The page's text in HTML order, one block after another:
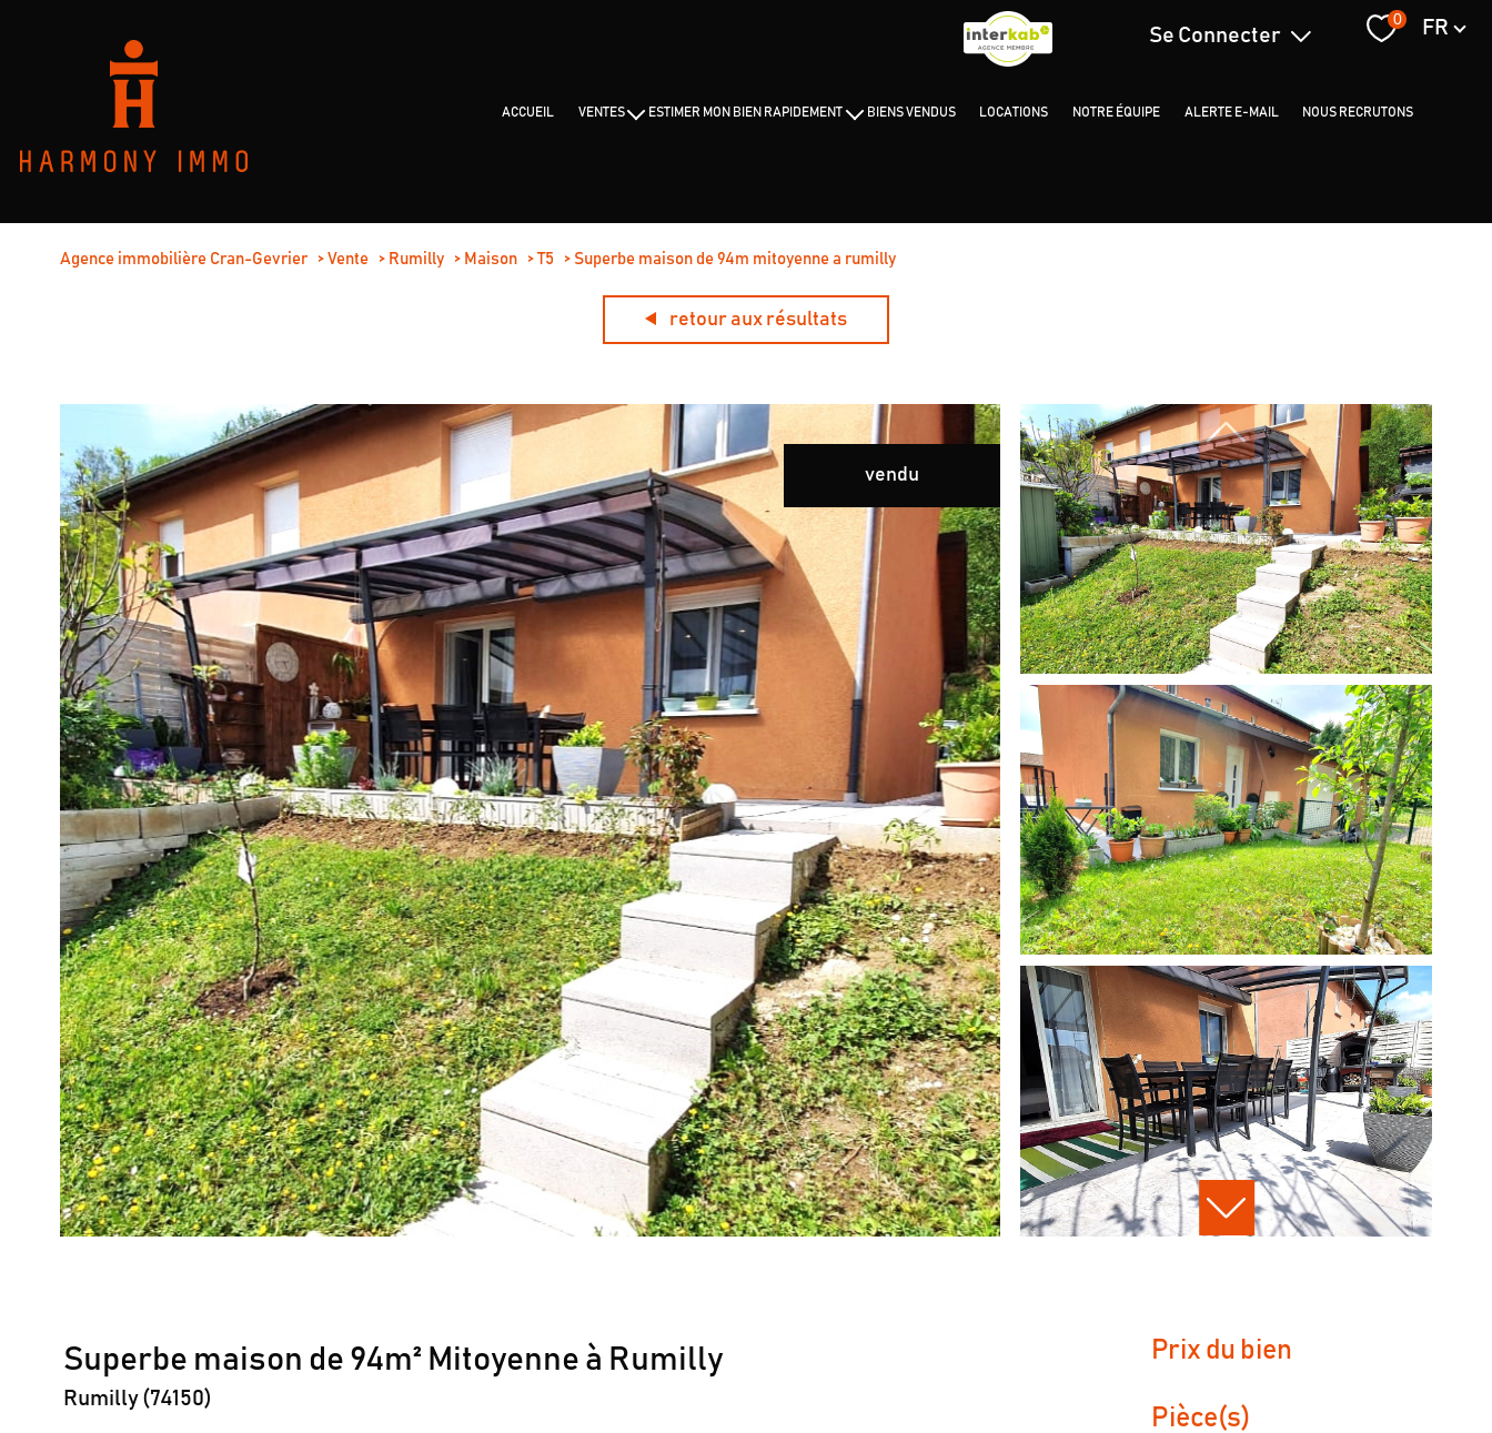
Se Connecter
Espace Propriétaire
0 Langue
FR
ACCUEIL VENTES
NEUFS
AUTRES
ESTIMER MON BIEN RAPIDEMENT BIENS VENDUS LOCATIONS NOTRE ÉQUIPE ALERTE E-MAIL NOUS RECRUTONS
Agence immobilière Cran-Gevrier Vente Rumilly Maison T5 Superbe maison de 94m mitoyenne a rumilly
retour aux résultats
vendu
Superbe maison de 94m² Mitoyenne à Rumilly
Rumilly (74150)
Prix du bien
Pièce(s)